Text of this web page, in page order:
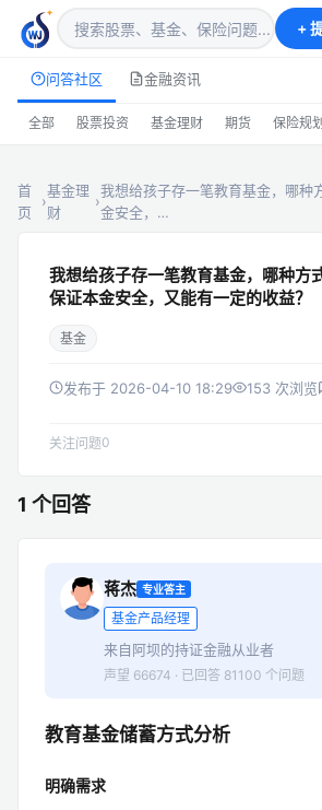
+
问答社区 金融资讯
全部 股票投资 基金理财 期货 保险规划
首
页
›
基金理
财
›
我想给孩子存一笔教育基金，哪种
金安全，…
我想给孩子存一笔教育基金，哪种方
保证本金安全，又能有一定的收益？
基金
发布于 2026-04-10 18:29 153 次浏览
关注问题0
1 个回答
蒋杰 专业答主
基金产品经理
来自阿坝的持证金融从业者
声望 66674 · 已回答 81100 个问题
教育基金储蓄方式分析
明确需求